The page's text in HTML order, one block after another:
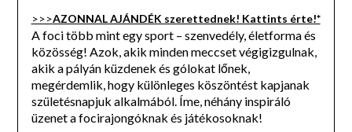
>>>AZONNAL AJÁNDÉK szerettednek! Kattints érte!*
A foci több mint egy sport – szenvedély, életforma és
közösség! Azok, akik minden meccset végigizgulnak,
akik a pályán küzdenek és gólokat lőnek,
megérdemlik, hogy különleges köszöntést kapjanak
születésnapjuk alkalmából. Íme, néhány inspiráló
üzenet a focirajongóknak és játékosoknak!